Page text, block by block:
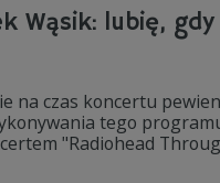
Wąsik: lubię,
na czas koncertu
tego
"Radiohead